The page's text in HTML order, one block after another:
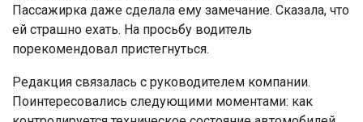
Пассажирка даже сделала ему замечание. Сказала, что
ей страшно ехать. На просьбу водитель
порекомендовал пристегнуться.
Редакция связалась с руководителем компании.
Поинтересовались следующими моментами: как